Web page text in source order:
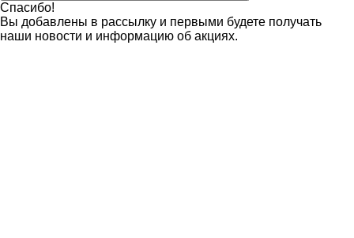
Спасибо!
Вы добавлены в рассылку и первыми будете получать
наши новости и информацию об акциях.